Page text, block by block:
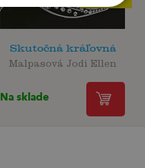
Skutočná kráľovná
Malpasová Jodi Ellen
Na sklade